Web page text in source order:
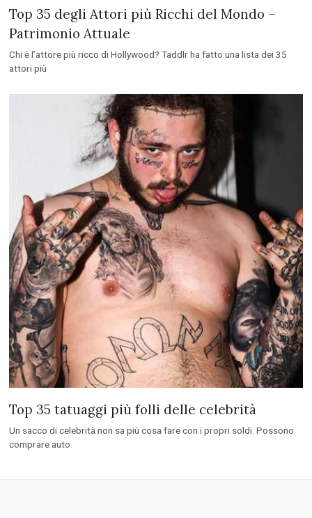
Top 35 degli Attori più Ricchi del Mondo –
Patrimonio Attuale
Chi è l’attore più ricco di Hollywood? Taddlr ha fatto una lista dei 35
attori più
Top 35 tatuaggi più folli delle celebrità
Un sacco di celebrità non sa più cosa fare con i propri soldi. Possono
comprare auto